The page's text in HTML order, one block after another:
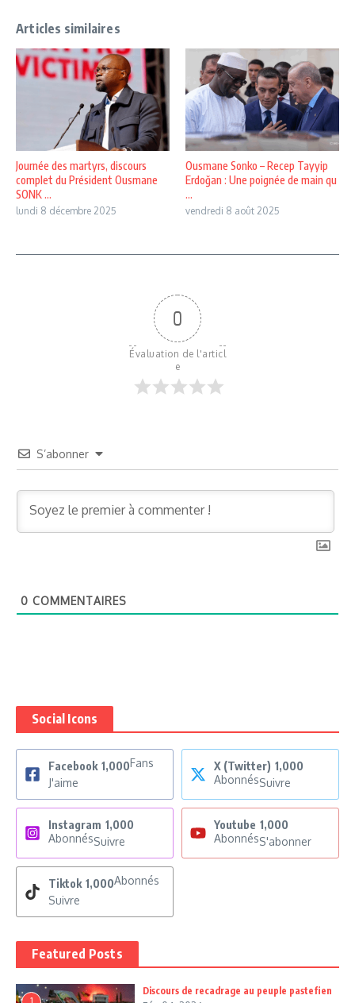
Articles similaires
Journée des martyrs, discours
complet du Président Ousmane
SONK ...
lundi 8 décembre 2025
Ousmane Sonko – Recep Tayyip
Erdoğan : Une poignée de main qu
...
vendredi 8 août 2025
0
Évaluation de l'articl
e
S’abonner
0 COMMENTAIRES
Social Icons
Facebook 1,000Fans
J'aime
X (Twitter) 1,000
AbonnésSuivre
Instagram 1,000
AbonnésSuivre
Youtube 1,000
AbonnésS'abonner
Tiktok 1,000Abonnés
Suivre
Featured Posts
Discours de recadrage au peuple pastefien